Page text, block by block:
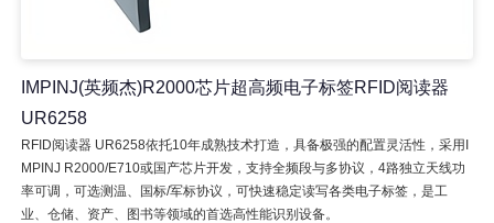
IMPINJ(英频杰)R2000芯片超高频电子标签RFID阅读器
UR6258
RFID阅读器 UR6258依托10年成熟技术打造，具备极强的配置灵活性，采用I
MPINJ R2000/E710或国产芯片开发，支持全频段与多协议，4路独立天线功
率可调，可选测温、国标/军标协议，可快速稳定读写各类电子标签，是工
业、仓储、资产、图书等领域的首选高性能识别设备。